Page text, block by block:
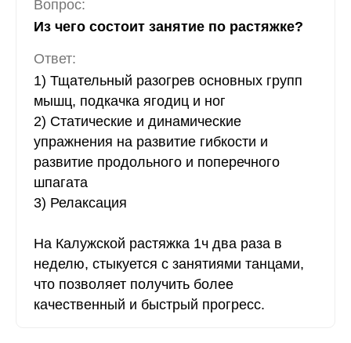
Вопрос:
Из чего состоит занятие по растяжке?
Ответ:
1) Тщательный разогрев основных групп
мышц, подкачка ягодиц и ног
2) Статические и динамические
упражнения на развитие гибкости и
развитие продольного и поперечного
шпагата
3) Релаксация
На Калужской растяжка 1ч два раза в
неделю, стыкуется с занятиями танцами,
что позволяет получить более
качественный и быстрый прогресс.